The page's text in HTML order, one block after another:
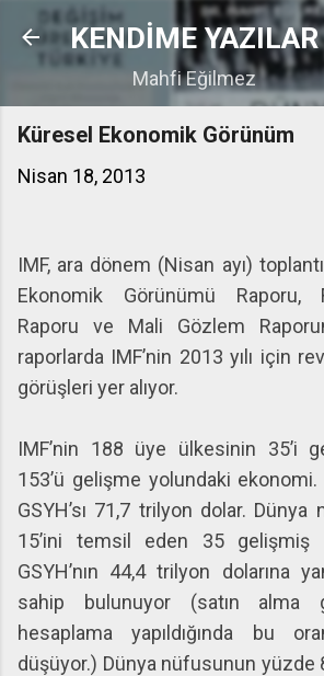
Ana içeriğe atla
KENDİME YAZILAR
Mahfi Eğilmez
Küresel Ekonomik Görünüm
Nisan 18, 2013
IMF, ara dönem (Nisan ayı)
Ekonomik Görünümü Raporu,
Raporu ve Mali Gözlem
raporlarda IMF’nin 2013 yılı için
görüşleri yer alıyor.
IMF’nin 188 üye ülkesinin 35’i
153’ü gelişme yolundaki ekonomi.
GSYH’sı 71,7 trilyon dolar.
15’ini temsil eden 35 gelişmiş
GSYH’nın 44,4 trilyon dolarına
sahip bulunuyor (satın alma
hesaplama yapıldığında bu
düşüyor.) Dünya nüfusunun yüzde